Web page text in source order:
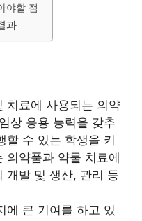
야할 점
과
치료에 사용되는 의약
상 응용 능력을 갖추
할 수 있는 학생을 키
의약품과 약물 치료에
개발 및 생산, 관리 등
에 큰 기여를 하고 있